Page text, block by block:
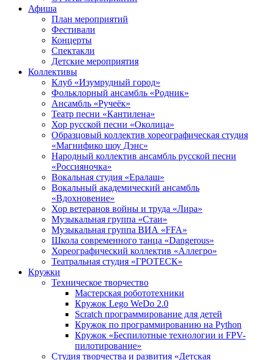
Афиша
План мероприятий
Фестивали
Концерты
Спектакли
Детские мероприятия
Коллективы
Клуб «Изумрудный город»
Фольклорный ансамбль «Родник»
Ансамбль «Ручеёк»
Театр песни «Кантилена»
Хор русской песни «Околица»
Образцовый коллектив хореографическая студия
«Магнифико шоу Дэнс»
Народный коллектив ансамбль русской песни
«Россияночка»
Вокальная студия «Ералаш»
Вокальный академический ансамбль
«Вдохновение»
Хор ветеранов войны и труда «Лира»
Музыкальная группа «Стаи»
Музыкальная группа ВИА «FFA»
Школа современного танца «Dangerous»
Хореографический коллектив «Аллегро»
Театральная студия «ГРОТЕСК»
Кружки
Техническое творчество
Мастерская робототехники
Кружок Lego WeDo 2.0
Scratch программирование для детей
Кружок по программированию на Python
Кружок «Беспилотные технологии и FPV-
пилотирование»
Студия творчества и развития «Детская